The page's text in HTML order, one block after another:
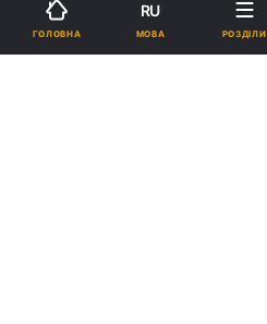
ГОЛОВНА
RU
МОВА РОЗДІЛИ